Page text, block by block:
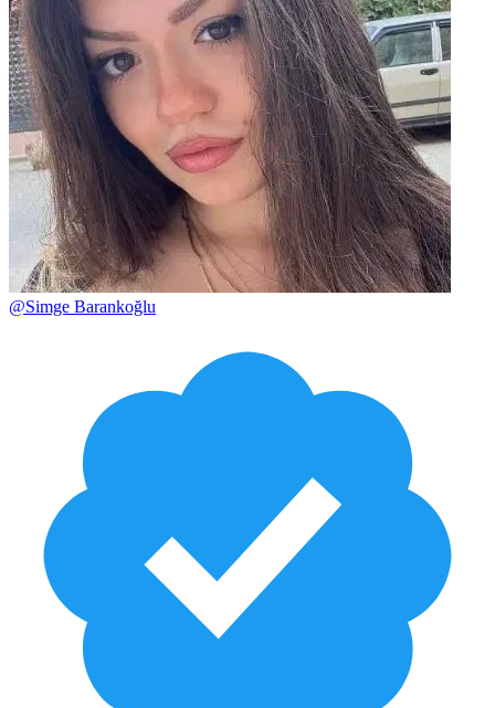
@Simge Barankoğlu